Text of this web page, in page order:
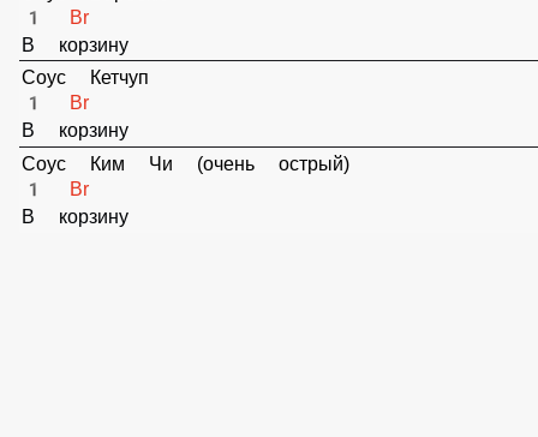
Соус Чесночный
1 Br
В корзину
Соус горчичный
1 Br
В корзину